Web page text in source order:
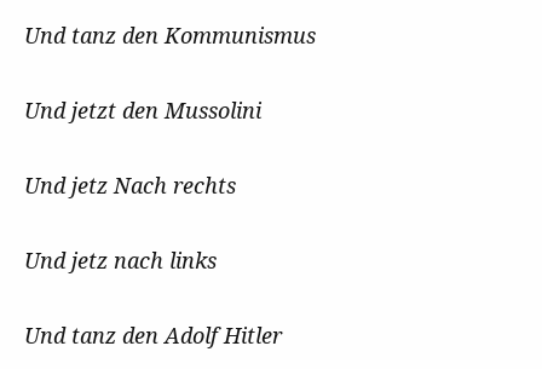
Und tanz den Kommunismus
Und jetzt den Mussolini
Und jetz Nach rechts
Und jetz nach links
Und tanz den Adolf Hitler